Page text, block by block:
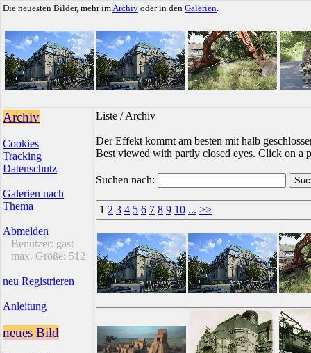
Die neuesten Bilder, mehr imArchiv oder in den Galerien.
Archiv
Cookies
Tracking
Datenschutz
Galerien nach
Thema
Abmelden
Benutzer: gast
max. Größe: 512
neu Registrieren
Anleitung
neues Bild
Liste / Archiv
Der Effekt kommt am besten mit halb
Best viewed with partly closed eyes. Click on a
Suchen nach:
1 2 3 4 5 6 7 8 9 10 ... >>